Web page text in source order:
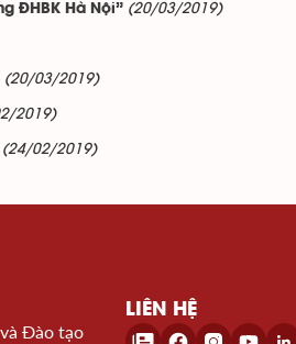
ĐHBK Hà Nội” (20/03/2019)
(20/03/2019)
2019)
(24/02/2019)
Đào tạo
LIÊN HỆ